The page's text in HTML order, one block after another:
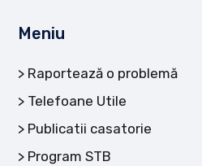
Meniu
Raportează o problemă
Telefoane Utile
Publicatii casatorie
Program STB